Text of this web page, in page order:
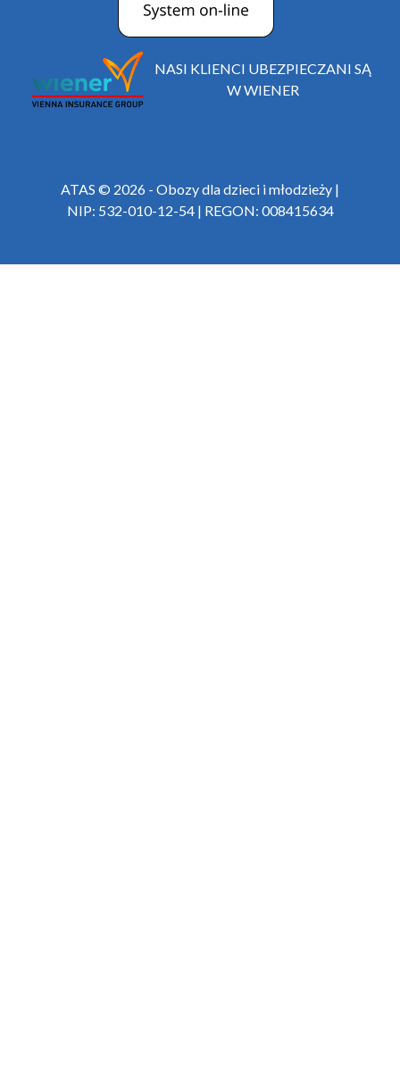
NASI KLIENCI UBEZPIECZANI SĄ
W WIENER
ATAS © 2026 - Obozy dla dzieci i młodzieży |
NIP: 532-010-12-54 | REGON: 008415634